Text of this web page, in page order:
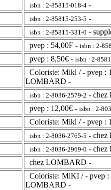
isbn : 2-85815-018-4 -
isbn : 2-85815-253-5 -
isbn : 2-85815-331-0 -
pvep : 54,00F - isbn : 2-
pvep : 8,50€ - isbn : 2-
Coloriste: Mikl / - pvep :
LOMBARD -
isbn : 2-8036-2579-2 -
pvep : 12,00€ - isbn : 2-
Coloriste: Mikl / - pvep :
isbn : 2-8036-2765-5 -
isbn : 2-8036-2969-0 -
chez LOMBARD -
Coloriste: MiKI / - pvep :
LOMBARD -